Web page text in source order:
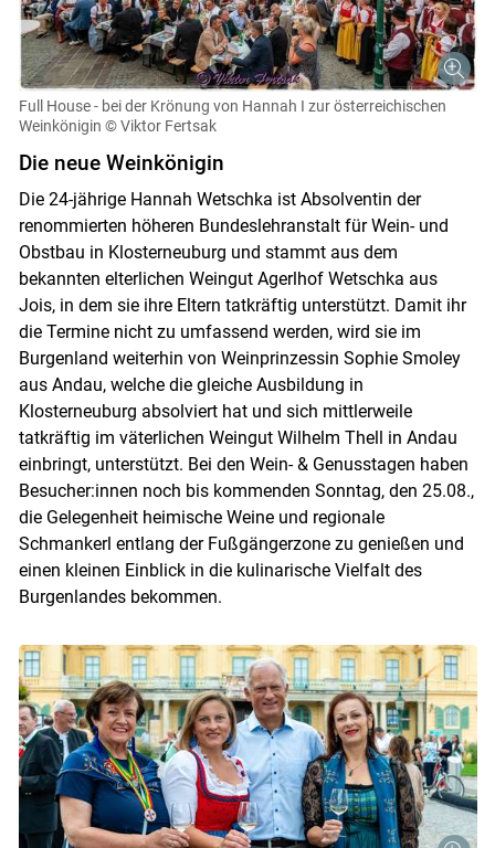
Full House - bei der Krönung von Hannah I zur österreichischen
Weinkönigin © Viktor Fertsak
Die neue Weinkönigin
Die 24-jährige Hannah Wetschka ist Absolventin der
renommierten höheren Bundeslehranstalt für Wein- und
Obstbau in Klosterneuburg und stammt aus dem
bekannten elterlichen Weingut Agerlhof Wetschka aus
Jois, in dem sie ihre Eltern tatkräftig unterstützt. Damit ihr
die Termine nicht zu umfassend werden, wird sie im
Burgenland weiterhin von Weinprinzessin Sophie Smoley
aus Andau, welche die gleiche Ausbildung in
Klosterneuburg absolviert hat und sich mittlerweile
tatkräftig im väterlichen Weingut Wilhelm Thell in Andau
einbringt, unterstützt. Bei den Wein- & Genusstagen haben
Besucher:innen noch bis kommenden Sonntag, den 25.08.,
die Gelegenheit heimische Weine und regionale
Schmankerl entlang der Fußgängerzone zu genießen und
einen kleinen Einblick in die kulinarische Vielfalt des
Burgenlandes bekommen.